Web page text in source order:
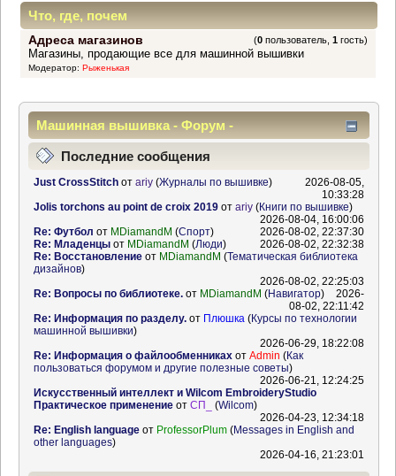
Что, где, почем
Адреса магазинов (0 пользователь,1 гость)
Магазины, продающие все для машинной вышивки
Модератор: Рыженькая
Машинная вышивка - Форум -
Информационный центр
Последние сообщения
Just CrossStitchот ariy(Журналы по вышивке)
2026-08-05,
10:33:28
Jolis torchons au point de croix 2019от ariy(Книги по вышивке)
2026-08-04, 16:00:06
Re: Футбол от MDiamandM (Спорт)
2026-08-02, 22:37:30
Re: Младенцыот MDiamandM (Люди)
2026-08-02, 22:32:38
Re: Восстановлениеот MDiamandM (Тематическая библиотека
дизайнов)
2026-08-02, 22:25:03
Re: Вопросы по библиотеке.от MDiamandM (Навигатор)
2026-
08-02, 22:11:42
Re: Информация по разделу.от Плюшка (Курсы по технологии
машинной вышивки)
2026-06-29, 18:22:08
Re: Информация о файлообменникахот Admin (Как
пользоваться форумом и другие полезные советы)
2026-06-21, 12:24:25
Искусственный интеллект и Wilcom EmbroideryStudio
Практическое применениеот СП_ (Wilcom)
2026-04-23, 12:34:18
Re: English languageот ProfessorPlum(Messages in English and
other languages)
2026-04-16, 21:23:01